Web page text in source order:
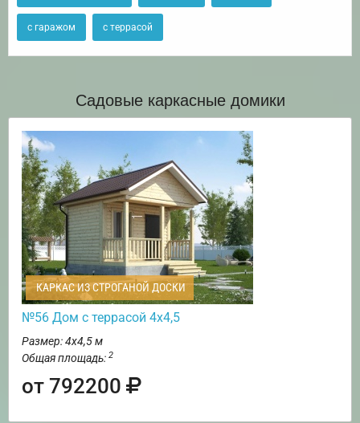
с гаражом с террасой
Садовые каркасные домики
КАРКАС ИЗ СТРОГАНОЙ ДОСКИ
№56 Дом с террасой 4х4,5
Размер: 4х4,5 м
Общая площадь: 2
от 792200